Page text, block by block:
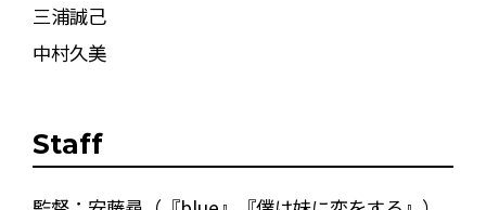
三浦誠己
中村久美
Staff